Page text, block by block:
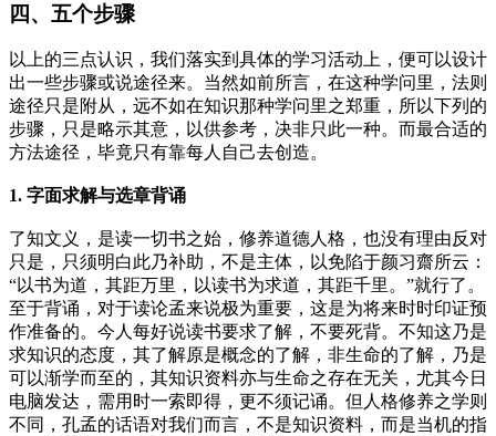
四、五个步骤
以上的三点认识，我们落实到具体的学习活动上，便可以设计
出一些步骤或说途径来。当然如前所言，在这种学问里，法则
途径只是附从，远不如在知识那种学问里之郑重，所以下列的
步骤，只是略示其意，以供参考，决非只此一种。而最合适的
方法途径，毕竟只有靠每人自己去创造。
1. 字面求解与选章背诵
了知文义，是读一切书之始，修养道德人格，也没有理由反对
只是，只须明白此乃补助，不是主体，以免陷于颜习齋所云：
“以书为道，其距万里，以读书为求道，其距千里。”就行了。
至于背诵，对于读论孟来说极为重要，这是为将来时时印证预
作准备的。今人每好说读书要求了解，不要死背。不知这乃是
求知识的态度，其了解原是概念的了解，非生命的了解，乃是
可以渐学而至的，其知识资料亦与生命之存在无关，尤其今日
电脑发达，需用时一索即得，更不须记诵。但人格修养之学则
不同，孔孟的话语对我们而言，不是知识资料，而是当机的指